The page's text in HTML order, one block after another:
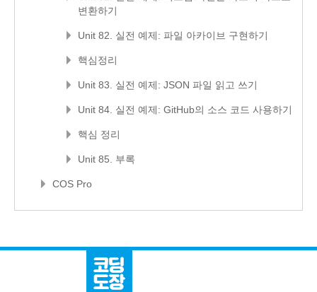
변환하기
Unit 82. 실전 예제: 파일 아카이브 구현하기
핵심정리
Unit 83. 실전 예제: JSON 파일 읽고 쓰기
Unit 84. 실전 예제: GitHub의 소스 코드 사용하기
핵심 정리
Unit 85. 부록
COS Pro